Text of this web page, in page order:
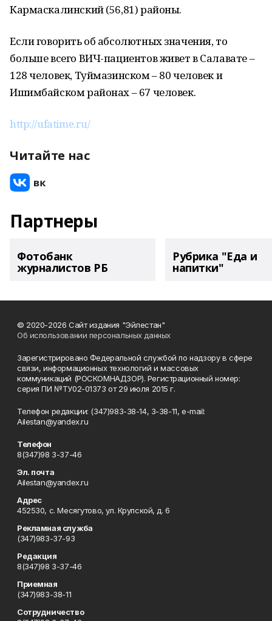
Кармаскалинский (56,81) районы.
Если говорить об абсолютных значения, то
больше всего ВИЧ-пациентов живет в Салавате –
128 человек, Туймазинском – 80 человек и
Ишимбайском районах – 67 человек.
http://ufatime.ru/
Читайте нас
Партнеры
Фотобанк
журналистов РБ
Рубрика "Еда и
напитки"
© 2020-2026 Сайт издания "Эйлестан"
Об использовании персональных данных
Зарегистрировано Федеральной службой по надзору в сфере
связи, информационных технологий и массовых
коммуникаций (РОСКОМНАДЗОР). Регистрационный номер:
серия ПИ №ТУ02-01373 от 29 июля 2015 г.
Телефон редакции: (347)983-38-14, 3-38-11, e-mail:
Ailestan@yandex.ru
Телефон
8(347)98 3-37-46
Эл. почта
Ailestan@yandex.ru
Адрес
452530, с. Месягутово, ул. Крупской, д. 6
Рекламная служба
(347)983-37-93
Редакция
8(347)98 3-37-46
Приемная
(347)983-38-11
Сотрудничество